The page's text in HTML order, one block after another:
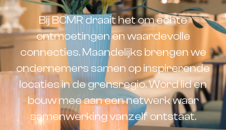
Bij BCMR draait het om echte
ontmoetingen en waardevolle
connecties. Maandelijks brengen we
ondernemers samen op inspirerende
locaties in de grensregio. Word lid en
bouw mee aan een netwerk waar
samenwerking vanzelf ontstaat.